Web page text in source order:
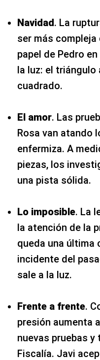
Navidad. La
ser más compleja
papel de Pedro
la luz: el triángulo
cuadrado.
El amor. Las
Rosa van atando
enfermiza. A
piezas, los
una pista sólida.
Lo imposible. La
la atención de la
queda una última
incidente del
sale a la luz.
Frente a frente.
presión aumenta
nuevas pruebas
Fiscalía. Javi